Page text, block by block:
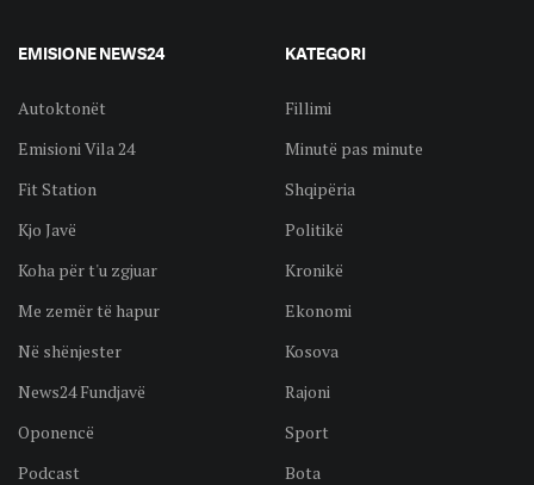
EMISIONE NEWS24
Autoktonët
Emisioni Vila 24
Fit Station
Kjo Javë
Koha për t'u zgjuar
Me zemër të hapur
Në shënjester
News24 Fundjavë
Oponencë
Podcast
KATEGORI
Fillimi
Minutë pas minute
Shqipëria
Politikë
Kronikë
Ekonomi
Kosova
Rajoni
Sport
Bota